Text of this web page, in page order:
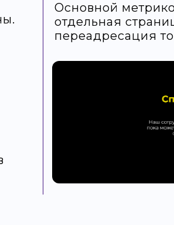
Основной
отдельная
переадресация